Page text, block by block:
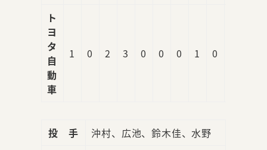
ト
ヨ
タ
自
動
車
1 0 2 3 0 0 0 1 0
投 手
沖村、広池、鈴木佳、水野